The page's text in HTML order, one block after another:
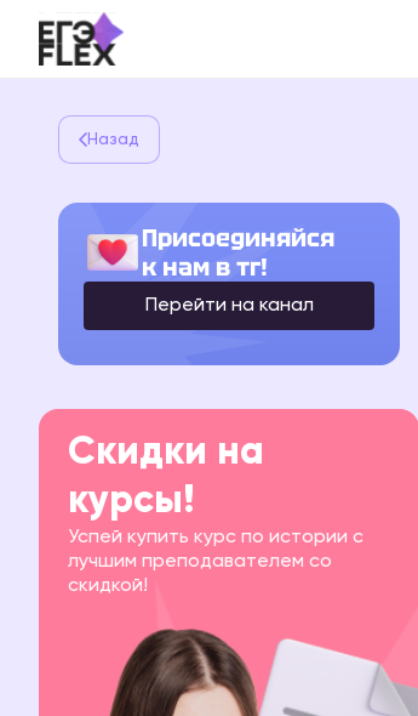
Назад
Присоединяйся
к нам в тг!
Перейти на канал
Скидки на
курсы!
Успей купить курс по истории с
лучшим преподавателем со
скидкой!